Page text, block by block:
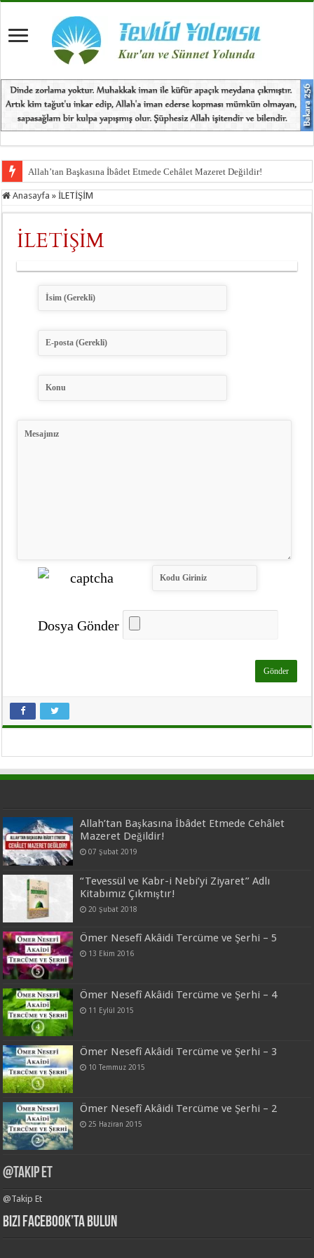
Allah’tan Başkasına İbâdet Etmede Cehâlet Mazeret Değildir!
Anasayfa » İLETİŞİM
İLETİŞİM
Dosya Gönder
Allah’tan Başkasına İbâdet Etmede Cehâlet
Mazeret Değildir!
07 Şubat 2019
“Tevessül ve Kabr-i Nebi’yi Ziyaret” Adlı
Kitabımız Çıkmıştır!
20 Şubat 2018
Ömer Nesefî Akâidi Tercüme ve Şerhi – 5
13 Ekim 2016
Ömer Nesefî Akâidi Tercüme ve Şerhi – 4
11 Eylül 2015
Ömer Nesefî Akâidi Tercüme ve Şerhi – 3
10 Temmuz 2015
Ömer Nesefî Akâidi Tercüme ve Şerhi – 2
25 Haziran 2015
@Takip Et
@Takip Et
Bizi Facebook’ta Bulun